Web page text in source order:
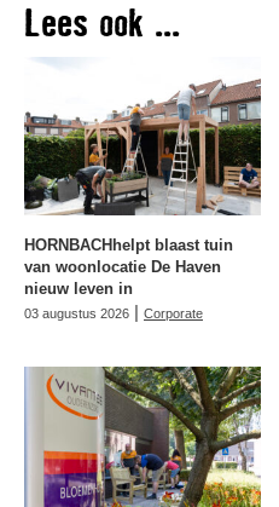
Lees ook ...
HORNBACHhelpt blaast tuin
van woonlocatie De Haven
nieuw leven in
03 augustus 2026 | Corporate